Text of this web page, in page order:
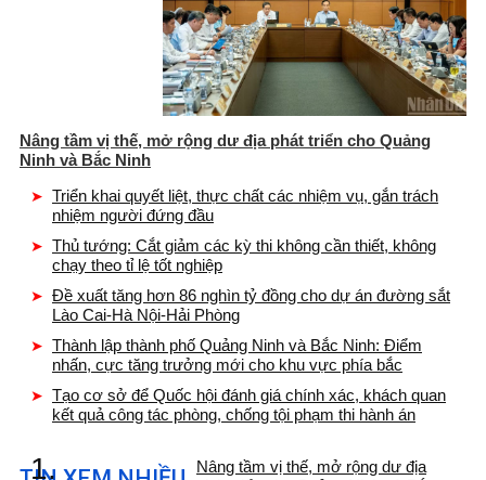
Nâng tầm vị thế, mở rộng dư địa phát triển cho Quảng
Ninh và Bắc Ninh
Triển khai quyết liệt, thực chất các nhiệm vụ, gắn trách
nhiệm người đứng đầu
Thủ tướng: Cắt giảm các kỳ thi không cần thiết, không
chạy theo tỉ lệ tốt nghiệp
Đề xuất tăng hơn 86 nghìn tỷ đồng cho dự án đường sắt
Lào Cai-Hà Nội-Hải Phòng
Thành lập thành phố Quảng Ninh và Bắc Ninh: Điểm
nhấn, cực tăng trưởng mới cho khu vực phía bắc
Tạo cơ sở để Quốc hội đánh giá chính xác, khách quan
kết quả công tác phòng, chống tội phạm thi hành án
1.
Nâng tầm vị thế, mở rộng dư địa